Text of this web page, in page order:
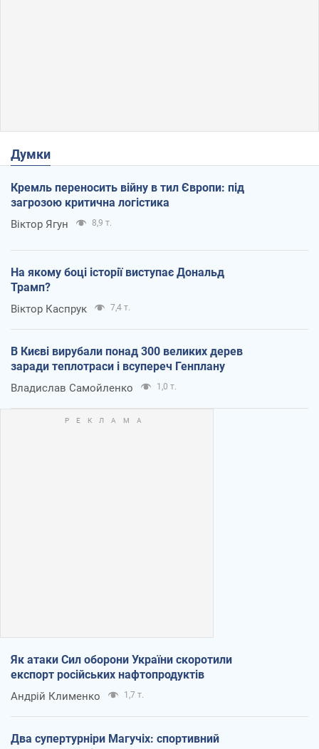
Думки
Кремль переносить війну в тил Європи: під
загрозою критична логістика
Віктор Ягун 8,9 т.
На якому боці історії виступає Дональд
Трамп?
Віктор Каспрук 7,4 т.
В Києві вирубали понад 300 великих дерев
заради теплотраси і всупереч Генплану
Владислав Самойленко 1,0 т.
Як атаки Сил оборони України скоротили
експорт російських нафтопродуктів
Андрій Клименко 1,7 т.
Два супертурніри Магучіх: спортивний